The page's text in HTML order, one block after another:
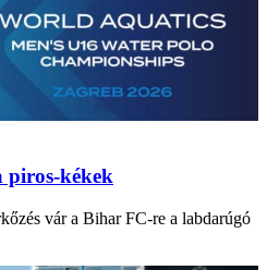
piros-kékek
vár a Bihar FC-re a labdarúgó